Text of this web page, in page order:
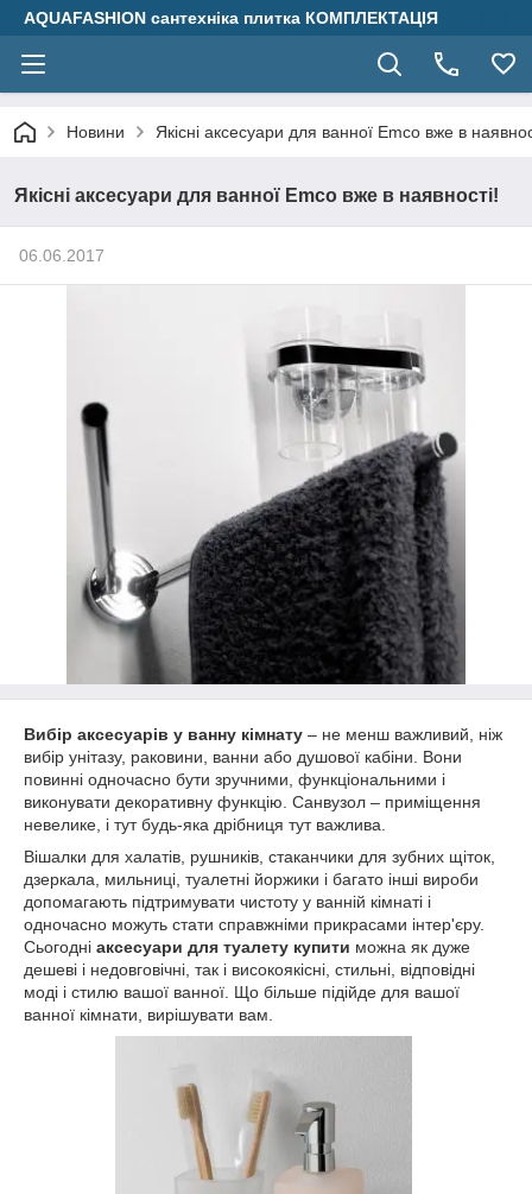
AQUAFASHION сантехніка плитка КОМПЛЕКТАЦІЯ
Новини Якісні аксесуари для ванної Emco вже в
Якісні аксесуари для ванної Emco вже в наявності!
06.06.2017
Вибір аксесуарів у ванну кімнату – не менш важливий, ніж
вибір унітазу, раковини, ванни або душової кабіни. Вони
повинні одночасно бути зручними, функціональними і
виконувати декоративну функцію. Санвузол – приміщення
невелике, і тут будь-яка дрібниця тут важлива.
Вішалки для халатів, рушників, стаканчики для зубних щіток,
дзеркала, мильниці, туалетні йоржики і багато інші вироби
допомагають підтримувати чистоту у ванній кімнаті і
одночасно можуть стати справжніми прикрасами інтер'єру.
Сьогодні аксесуари для туалету купити можна як дуже
дешеві і недовговічні, так і високоякісні, стильні, відповідні
моді і стилю вашої ванної. Що більше підійде для вашої
ванної кімнати, вирішувати вам.